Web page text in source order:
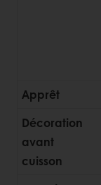
Apprêt
Décoration
avant
cuisson